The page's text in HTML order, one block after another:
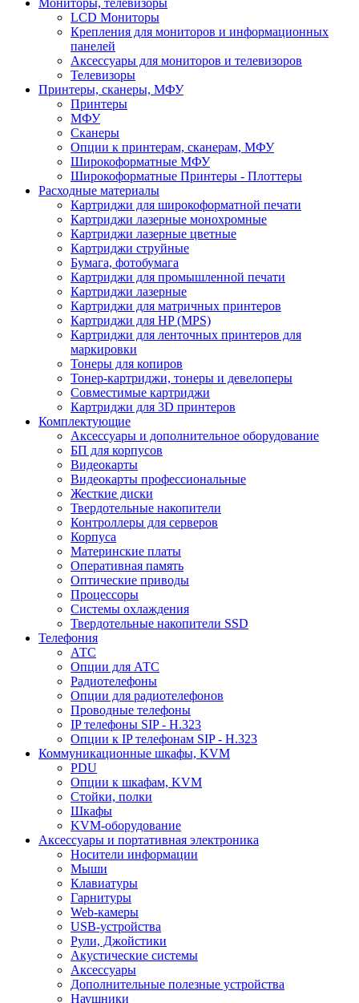
Мониторы, телевизоры
LCD Мониторы
Крепления для мониторов и информационных
панелей
Аксессуары для мониторов и телевизоров
Телевизоры
Принтеры, сканеры, МФУ
Принтеры
МФУ
Сканеры
Опции к принтерам, сканерам, МФУ
Широкоформатные МФУ
Широкоформатные Принтеры - Плоттеры
Расходные материалы
Картриджи для широкоформатной печати
Картриджи лазерные монохромные
Картриджи лазерные цветные
Картриджи струйные
Бумага, фотобумага
Картриджи для промышленной печати
Картриджи лазерные
Картриджи для матричных принтеров
Картриджи для HP (MPS)
Картриджи для ленточных принтеров для
маркировки
Тонеры для копиров
Тонер-картриджи, тонеры и девелоперы
Совместимые картриджи
Картриджи для 3D принтеров
Комплектующие
Аксессуары и дополнительное оборудование
БП для корпусов
Видеокарты
Видеокарты профессиональные
Жесткие диски
Твердотельные накопители
Контроллеры для серверов
Корпуса
Материнские платы
Оперативная память
Оптические приводы
Процессоры
Системы охлаждения
Твердотельные накопители SSD
Телефония
АТС
Опции для АТС
Радиотелефоны
Опции для радиотелефонов
Проводные телефоны
IP телефоны SIP - H.323
Опции к IP телефонам SIP - H.323
Коммуникационные шкафы, KVM
PDU
Опции к шкафам, KVM
Стойки, полки
Шкафы
KVM-оборудование
Аксессуары и портативная электроника
Носители информации
Мыши
Клавиатуры
Гарнитуры
Web-камеры
USB-устройства
Рули, Джойстики
Акустические системы
Аксессуары
Дополнительные полезные устройства
Наушники